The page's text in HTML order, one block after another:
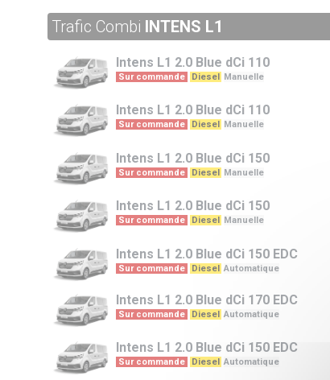
Trafic Combi INTENS L1
Intens L1 2.0 Blue dCi 110
Sur commande Diesel Manuelle
Intens L1 2.0 Blue dCi 110
Sur commande Diesel Manuelle
Intens L1 2.0 Blue dCi 150
Sur commande Diesel Manuelle
Intens L1 2.0 Blue dCi 150
Sur commande Diesel Manuelle
Intens L1 2.0 Blue dCi 150 EDC
Sur commande Diesel Automatique
Intens L1 2.0 Blue dCi 170 EDC
Sur commande Diesel Automatique
Intens L1 2.0 Blue dCi 150 EDC
Sur commande Diesel Automatique